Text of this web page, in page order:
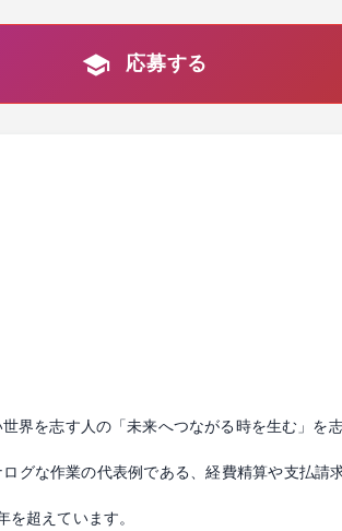
応募する
界を志す人の「未来へつながる時を生む」を
グな作業の代表例である、経費精算や支払
を超えています。